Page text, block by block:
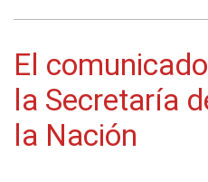
El
la Secretaría
la Nación